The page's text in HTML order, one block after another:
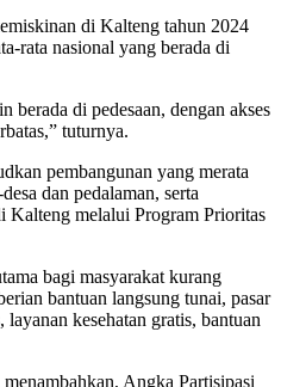
di Kalteng tahun 2024
rata nasional yang berada di
berada di pedesaan, dengan akses
tuturnya.
pembangunan yang merata
dan pedalaman, serta
Kalteng melalui Program Prioritas
bagi masyarakat kurang
bantuan langsung tunai, pasar
kesehatan gratis, bantuan
Angka Partisipasi